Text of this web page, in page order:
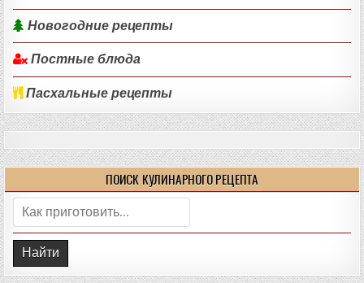
Новогодние рецепты
Постные блюда
Пасхальные рецепты
ПОИСК КУЛИНАРНОГО РЕЦЕПТА
Поиск: